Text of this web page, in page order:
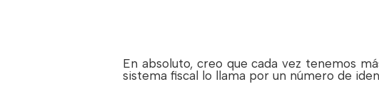
En absoluto, creo que cada vez tenemos
sistema fiscal lo llama por un número de